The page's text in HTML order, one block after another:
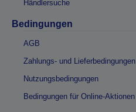
Händlersuche
Bedingungen
AGB
Zahlungs- und Lieferbedingungen
Nutzungsbedingungen
Bedingungen für Online-Aktionen